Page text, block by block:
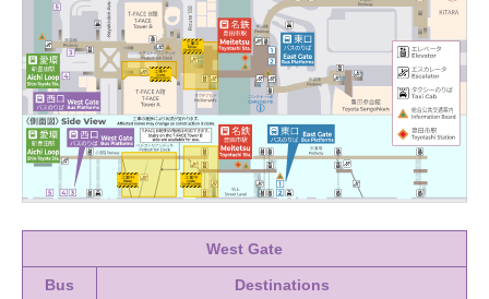
West Gate
Bus
Destinations